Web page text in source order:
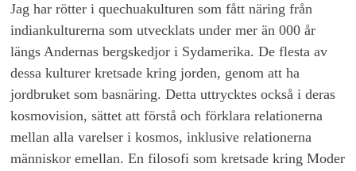
Jag har rötter i quechuakulturen som fått näring från
indiankulturerna som utvecklats under mer än 000 år
längs Andernas bergskedjor i Sydamerika. De flesta av
dessa kulturer kretsade kring jorden, genom att ha
jordbruket som basnäring. Detta uttrycktes också i deras
kosmovision, sättet att förstå och förklara relationerna
mellan alla varelser i kosmos, inklusive relationerna
människor emellan. En filosofi som kretsade kring Moder